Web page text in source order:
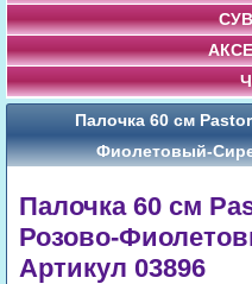
Палочка 60 см
Фиолетовый-
Палочка 60 см
Розово-
Артикул 03896